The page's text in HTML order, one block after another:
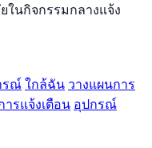
นกิจกรรมกลางแจ้ง
รณ์ใกล้ฉัน วางแผนการ
ารแจ้งเตือน อุปกรณ์